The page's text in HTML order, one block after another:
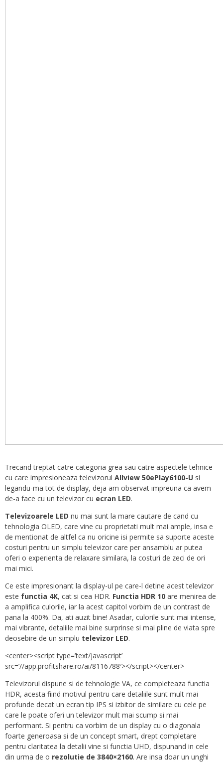
Trecand treptat catre categoria grea sau catre aspectele tehnice
cu care impresioneaza televizorul Allview 50ePlay6100-U si
legandu-ma tot de display, deja am observat impreuna ca avem
de-a face cu un televizor cu ecran LED.
Televizoarele LED nu mai sunt la mare cautare de cand cu
tehnologia OLED, care vine cu proprietati mult mai ample, insa e
de mentionat de altfel ca nu oricine isi permite sa suporte aceste
costuri pentru un simplu televizor care per ansamblu ar putea
oferi o experienta de relaxare similara, la costuri de zeci de ori
mai mici.
Ce este impresionant la display-ul pe care-l detine acest televizor
este functia 4K, cat si cea HDR. Functia HDR 10 are menirea de
a amplifica culorile, iar la acest capitol vorbim de un contrast de
pana la 400%. Da, ati auzit bine! Asadar, culorile sunt mai intense,
mai vibrante, detaliile mai bine surprinse si mai pline de viata spre
deosebire de un simplu televizor LED.
<center><script type=’text/javascript’
src=’//app.profitshare.ro/ai/8116788′></script></center>
Televizorul dispune si de tehnologie VA, ce completeaza functia
HDR, acesta fiind motivul pentru care detaliile sunt mult mai
profunde decat un ecran tip IPS si izbitor de similare cu cele pe
care le poate oferi un televizor mult mai scump si mai
performant. Si pentru ca vorbim de un display cu o diagonala
foarte generoasa si de un concept smart, drept completare
pentru claritatea la detalii vine si functia UHD, dispunand in cele
din urma de o rezolutie de 3840×2160. Are insa doar un unghi